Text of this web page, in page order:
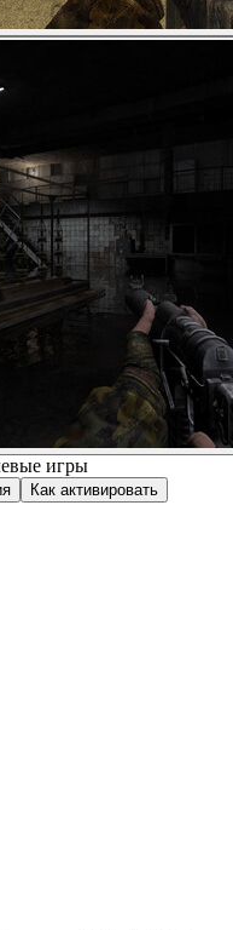
игры
Как активировать